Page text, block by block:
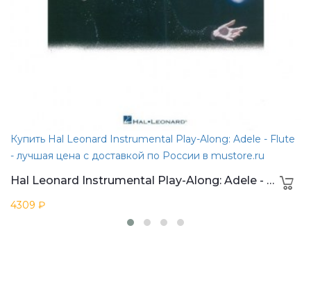
Купить Hal Leonard Instrumental Play-Along: Adele - Flute
- лучшая цена с доставкой по России в mustore.ru
Hal Leonard Instrumental Play-Along: Adele - Flute
4309 ₽